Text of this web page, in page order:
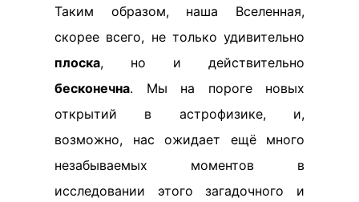
Таким образом, наша Вселенная,
скорее всего, не только удивительно
плоска, но и действительно
бесконечна. Мы на пороге новых
открытий в астрофизике, и,
возможно, нас ожидает ещё много
незабываемых моментов в
исследовании этого загадочного и